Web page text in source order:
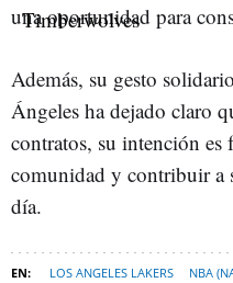
una oportunidad para
Además, su gesto
Ángeles ha dejado claro
contratos, su intención es
comunidad y contribuir a
día.
LOS ANGELES LAKERS NBA